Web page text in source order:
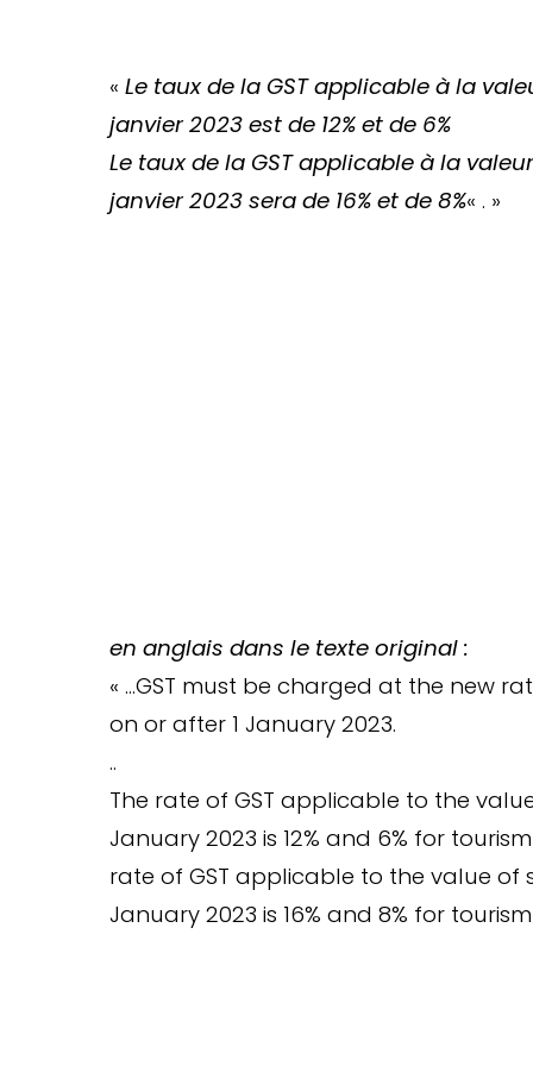
« Le taux de la GST applicable à la
janvier 2023 est de 12% et de 6%
Le taux de la GST applicable à la
janvier 2023 sera de 16% et de 8%« . »
en anglais dans le texte original :
« …GST must be charged at the new
on or after 1 January 2023.
..
The rate of GST applicable to the
January 2023 is 12% and 6% for
rate of GST applicable to the value of
January 2023 is 16% and 8% for